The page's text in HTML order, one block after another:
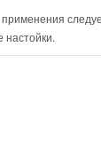
настойки.